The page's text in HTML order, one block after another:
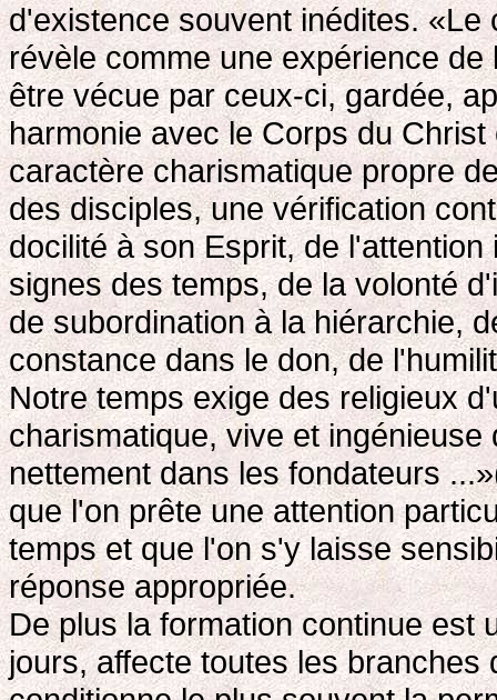
d'existence souvent inédites.
révèle comme une expérience
être vécue par ceux-ci, gardée,
harmonie avec le Corps du
caractère charismatique propre
des disciples, une vérification
docilité à son Esprit, de
signes des temps, de la volonté
de subordination à la hiérarchie,
constance dans le don, de
Notre temps exige des religieux
charismatique, vive et
nettement dans les fondateurs
que l'on prête une attention
temps et que l'on s'y laisse
réponse appropriée.
De plus la formation continue est
jours, affecte toutes les